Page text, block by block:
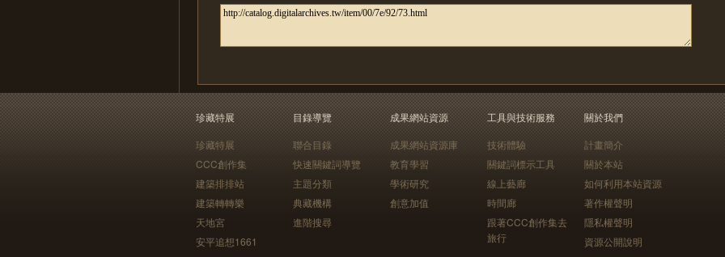
珍藏特展
珍藏特展
CCC創作集
建築排排站
建築轉轉樂
天地宮
安平追想1661
目錄導覽
聯合目錄
快速關鍵詞導覽
主題分類
典藏機構
進階搜尋
成果網站資源
成果網站資源庫
教育學習
學術研究
創意加值
工具與技術服務
技術體驗
關鍵詞標示工具
線上藝廊
時間廊
跟著CCC創作集去
旅行
關於我們
計畫簡介
關於本站
如何利用本站資源
著作權聲明
隱私權聲明
資源公開說明